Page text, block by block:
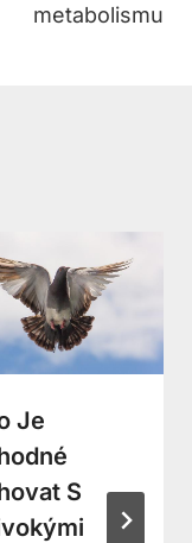
metabolismu
Je
S